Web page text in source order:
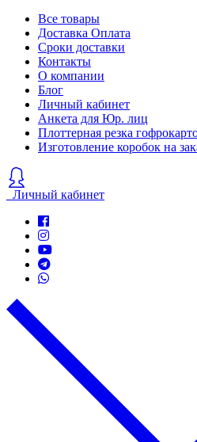
Все товары
Доставка Оплата
Сроки доставки
Контакты
О компании
Блог
Личный кабинет
Анкета для Юр. лиц
Плоттерная резка
Изготовление коробок на
Личный кабинет